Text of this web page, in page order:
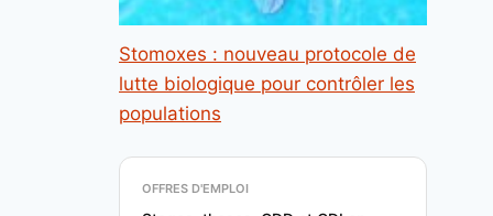
Stomoxes : nouveau protocole de
lutte biologique pour contrôler les
populations
OFFRES D'EMPLOI